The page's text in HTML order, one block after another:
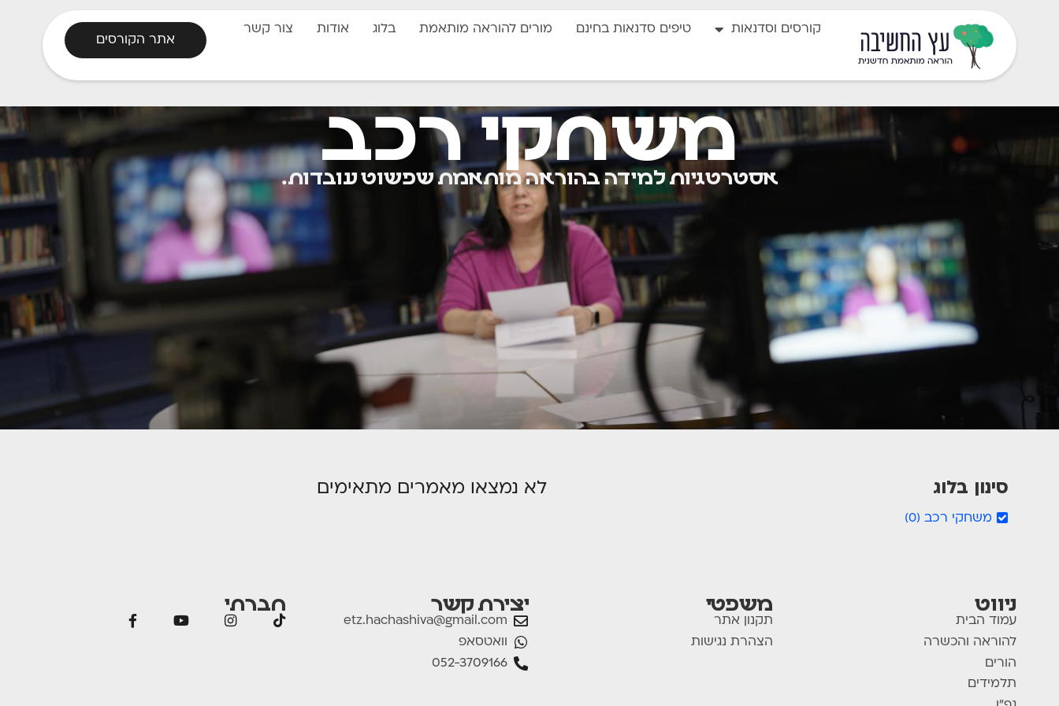
קורסים וסדנאות טיפים סדנאות בחינם מורים להוראה מותאמת בלוג אודות
צור קשר
אתר הקורסים
משחקי רכב
אסטרטגיות למידה בהוראה מותאמת שפשוט עובדות.
סינון בלוג
משחקי רכב (
0
)
לא נמצאו מאמרים מתאימים
ניווט
עמוד הבית
להוראה והכשרה
הורים
תלמידים
משפטי
תקנון אתר
הצהרת נגישות
יצירת קשר
etz.hachashiva@gmail.com
וואטסאפ
052-3709166
חברתי